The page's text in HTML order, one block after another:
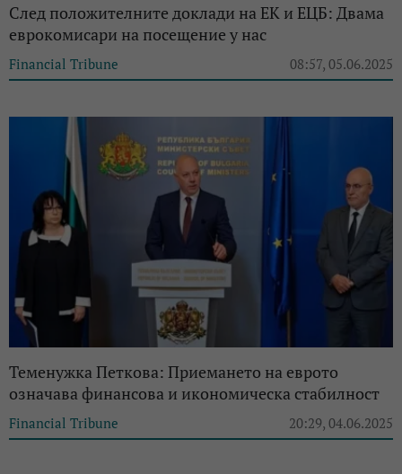
След положителните доклади на ЕК и ЕЦБ: Двама
еврокомисари на посещение у нас
Financial Tribune 08:57, 05.06.2025
Теменужка Петкова: Приемането на еврото
означава финансова и икономическа стабилност
Financial Tribune 20:29, 04.06.2025